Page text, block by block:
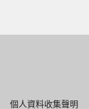
個人資料收集聲明